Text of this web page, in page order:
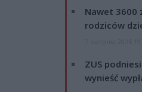
Nawet 3600
rodziców
ZUS
wynieść